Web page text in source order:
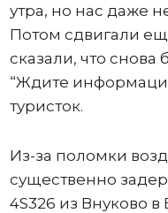
утра, но нас даже
Потом сдвигали
сказали, что снова
“Ждите
туристок.
Из-за поломки
существенно
4S326 из Внуково в